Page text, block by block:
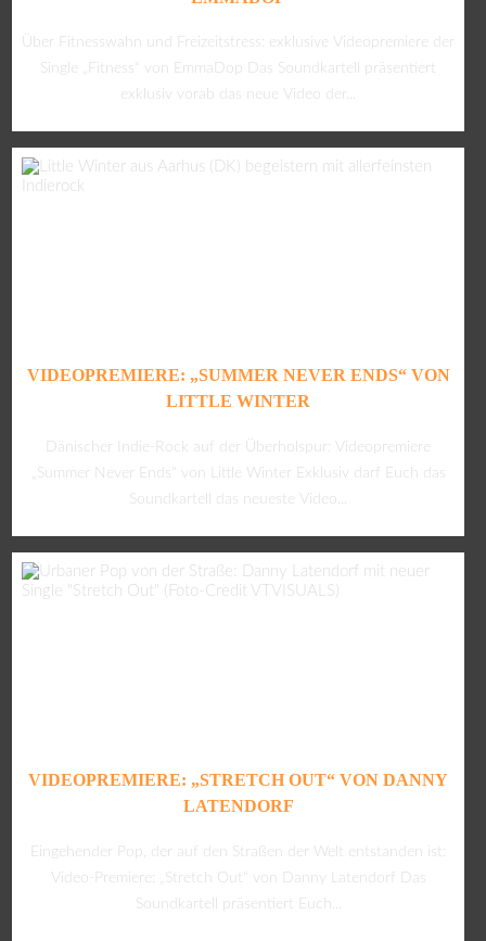
Über Fitnesswahn und Freizeitstress: exklusive Videopremiere der
Single „Fitness“ von EmmaDop Das Soundkartell präsentiert
exklusiv vorab das neue Video der...
VIDEOPREMIERE: „SUMMER NEVER ENDS“ VON
LITTLE WINTER
Dänischer Indie-Rock auf der Überholspur: Videopremiere
„Summer Never Ends“ von Little Winter Exklusiv darf Euch das
Soundkartell das neueste Video...
VIDEOPREMIERE: „STRETCH OUT“ VON DANNY
LATENDORF
Eingehender Pop, der auf den Straßen der Welt entstanden ist:
Video-Premiere: „Stretch Out“ von Danny Latendorf Das
Soundkartell präsentiert Euch...